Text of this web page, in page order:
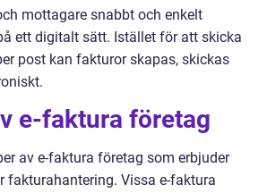
mottagare snabbt och enkelt
ett digitalt sätt. Istället för att skicka
post kan fakturor skapas, skickas
e-faktura företag
av e-faktura företag som erbjuder
fakturahantering. Vissa e-faktura